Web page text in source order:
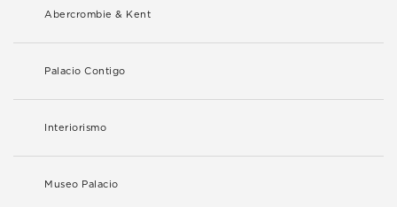
Abercrombie & Kent
Palacio Contigo
Interiorismo
Museo Palacio